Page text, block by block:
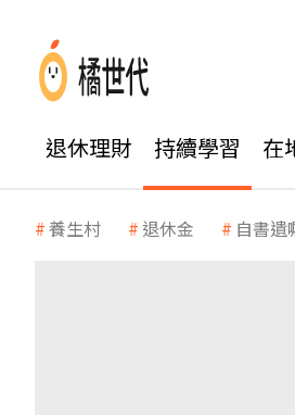
退休理財 持續學習 在
養生村 退休金 自書遺